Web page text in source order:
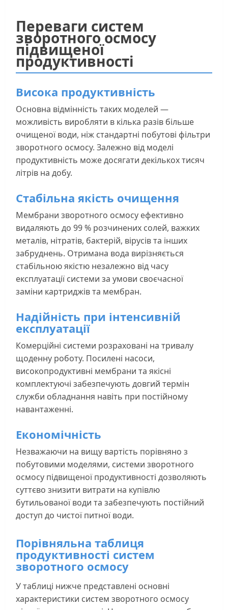
Переваги систем
зворотного осмосу
підвищеної
продуктивності
Висока продуктивність
Основна відмінність таких моделей —
можливість виробляти в кілька разів більше
очищеної води, ніж стандартні побутові фільтри
зворотного осмосу. Залежно від моделі
продуктивність може досягати декількох тисяч
літрів на добу.
Стабільна якість очищення
Мембрани зворотного осмосу ефективно
видаляють до 99 % розчинених солей, важких
металів, нітратів, бактерій, вірусів та інших
забруднень. Отримана вода вирізняється
стабільною якістю незалежно від часу
експлуатації системи за умови своєчасної
заміни картриджів та мембран.
Надійність при інтенсивній
експлуатації
Комерційні системи розраховані на тривалу
щоденну роботу. Посилені насоси,
високопродуктивні мембрани та якісні
комплектуючі забезпечують довгий термін
служби обладнання навіть при постійному
навантаженні.
Економічність
Незважаючи на вищу вартість порівняно з
побутовими моделями, системи зворотного
осмосу підвищеної продуктивності дозволяють
суттєво знизити витрати на купівлю
бутильованої води та забезпечують постійний
доступ до чистої питної води.
Порівняльна таблиця
продуктивності систем
зворотного осмосу
У таблиці нижче представлені основні
характеристики систем зворотного осмосу